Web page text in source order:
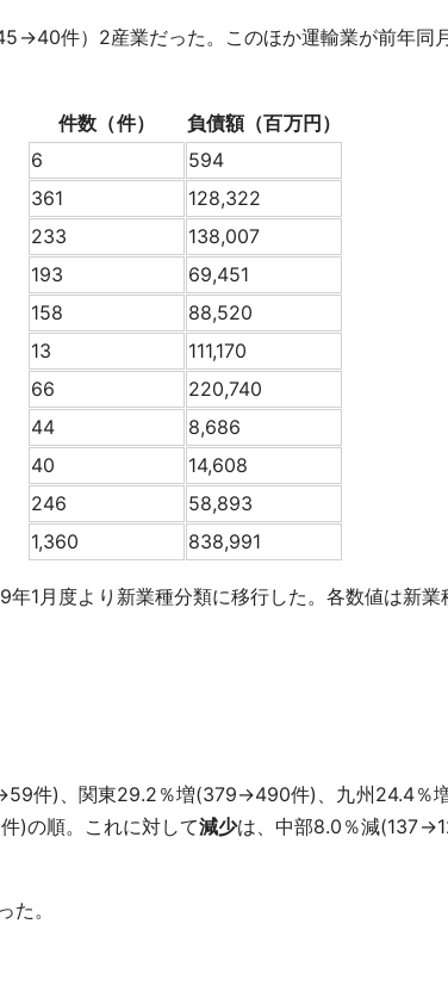
件）2産業だった。このほか運輸業が前年同
件数（件）
負債額（百万円）
6
594
361
128,322
233
138,007
193
69,451
158
88,520
13
111,170
66
220,740
44
8,686
40
14,608
246
58,893
1,360 838,991
1月度より新業種分類に移行した。各数値は新業
件)、関東29.2％増(379→490件)、九州24.4％
)の順。これに対して減少は、中部8.0％減
た。